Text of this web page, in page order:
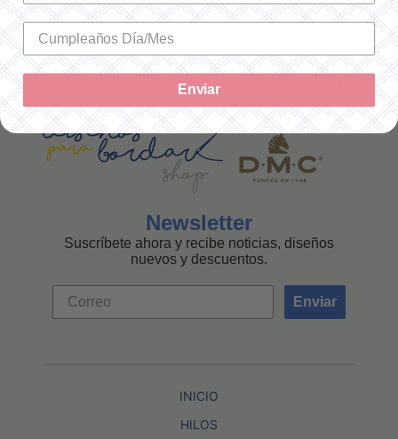
SOLO ENVÍOS A LA REPÚBLICA
MEXICANA
Newsletter
Suscríbete ahora y recibe noticias, diseños
nuevos y descuentos.
Enviar
INICIO
HILOS
Enviar